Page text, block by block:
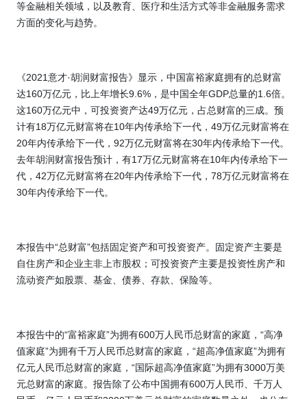
等金融相关领域，以及教育、医疗和生活方式等非金融服务需求
方面的变化与趋势。
《2021意才·胡润财富报告》显示，中国富裕家庭拥有的总财富
达160万亿元，比上年增长9.6% ，是中国全年GDP总量的1.6倍。
这160万亿元中，可投资资产达49万亿元，占总财富的三成。预
计有18万亿元财富将在10年内传承给下一代， 49万亿元财富将在
20年内传承给下一代， 92万亿元财富将在30年内传承给下一代。
去年胡润财富报告预计，有17万亿元财富将在10年内传承给下一
代， 42万亿元财富将在20年内传承给下一代， 78万亿元财富将在
30年内传承给下一代。
本报告中“总财富”包括固定资产和可投资资产。固定资产主要是
自住房产和企业主非上市股权；可投资资产主要是投资性房产和
流动资产如股票、基金、债券、存款、保险等。
本报告中的“富裕家庭”为拥有600万人民币总财富的家庭，“高净
值家庭”为拥有千万人民币总财富的家庭，“超高净值家庭”为拥有
亿元人民币总财富的家庭，“国际超高净值家庭”为拥有3000万美
元总财富的家庭。报告除了公布中国拥有600万人民币、千万人